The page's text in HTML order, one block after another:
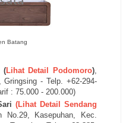
Batang
(Lihat Detail Podomoro),
Gringsing - Telp. +62-294‐
: 75.000 - 200.000)
(Lihat Detail Sendang
No.29, Kasepuhan, Kec.